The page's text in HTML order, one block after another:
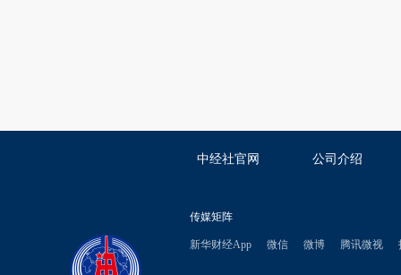
中经社官网 公司介绍
传媒矩阵
新华财经App 微信 微博 腾讯微视